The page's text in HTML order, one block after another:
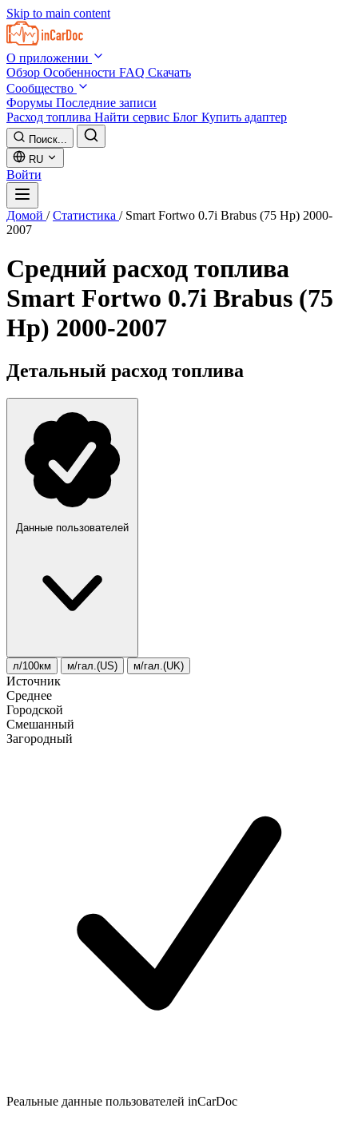
Skip to main content
О приложении
Обзор Особенности FAQ Скачать
Сообщество
Форумы Последние записи
Расход топлива Найти сервис Блог Купить адаптер
Поиск...
RU
Войти
Домой / Статистика / Smart Fortwo 0.7i Brabus (75 Hp) 2000-
2007
Средний расход топлива
Smart Fortwo 0.7i Brabus (75
Hp) 2000-2007
Детальный расход топлива
Данные пользователей
л/100км м/гал.(US) м/гал.(UK)
Источник
Среднее
Городской
Смешанный
Загородный
Реальные данные пользователей inCarDoc